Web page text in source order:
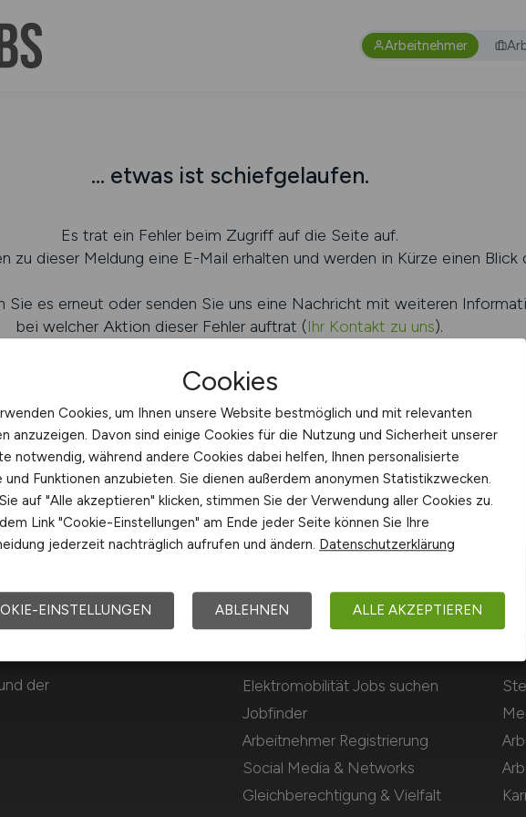
Arbeitnehmer
... etwas ist schiefgelaufen.
Es trat ein Fehler beim Zugriff auf die Seite auf.
zu dieser Meldung eine E-Mail erhalten und werden in Kürze einen Blick
Sie es erneut oder senden Sie uns eine Nachricht mit weiteren
bei welcher Aktion dieser Fehler auftrat (Ihr Kontakt zu uns).
der
Für Arbeitnehmer
Elektromobilität Jobs suchen
Jobfinder
Arbeitnehmer Registrierung
Social Media & Networks
Gleichberechtigung & Vielfalt
Cookies
Cookies, um Ihnen unsere Website bestmöglich und mit relevanten
anzuzeigen. Davon sind einige Cookies für die Nutzung und Sicherheit unserer
notwendig, während andere Cookies dabei helfen, Ihnen personalisierte
und Funktionen anzubieten. Sie dienen außerdem anonymen Statistikzwecken.
auf "Alle akzeptieren" klicken, stimmen Sie der Verwendung aller Cookies zu.
Link "Cookie-Einstellungen" am Ende jeder Seite können Sie Ihre
jederzeit nachträglich aufrufen und ändern. Datenschutzerklärung
EINSTELLUNGEN ABLEHNEN ALLE AKZEPTIEREN